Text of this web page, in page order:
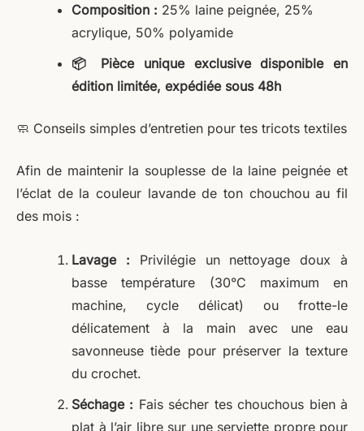
Composition : 25% laine peignée, 25%
acrylique, 50% polyamide
📦 Pièce unique exclusive disponible en
édition limitée, expédiée sous 48h
🧼 Conseils simples d’entretien pour tes tricots textiles
Afin de maintenir la souplesse de la laine peignée et
l’éclat de la couleur lavande de ton chouchou au fil
des mois :
Lavage : Privilégie un nettoyage doux à
basse température (30°C maximum en
machine, cycle délicat) ou frotte-le
délicatement à la main avec une eau
savonneuse tiède pour préserver la texture
du crochet.
Séchage : Fais sécher tes chouchous bien à
plat à l’air libre sur une serviette propre pour